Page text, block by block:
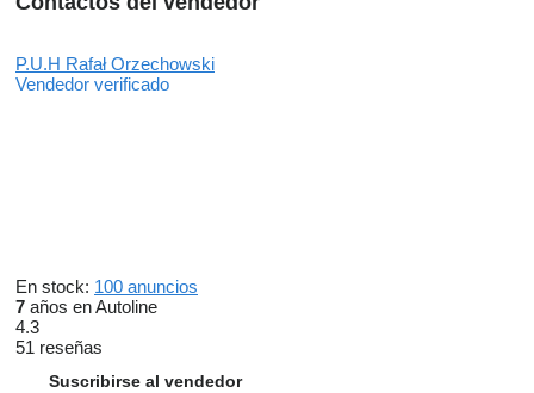
P.U.H Rafał Orzechowski
Vendedor verificado
En stock: 100 anuncios
7 años en Autoline
4.3
51 reseñas
Suscribirse al vendedor